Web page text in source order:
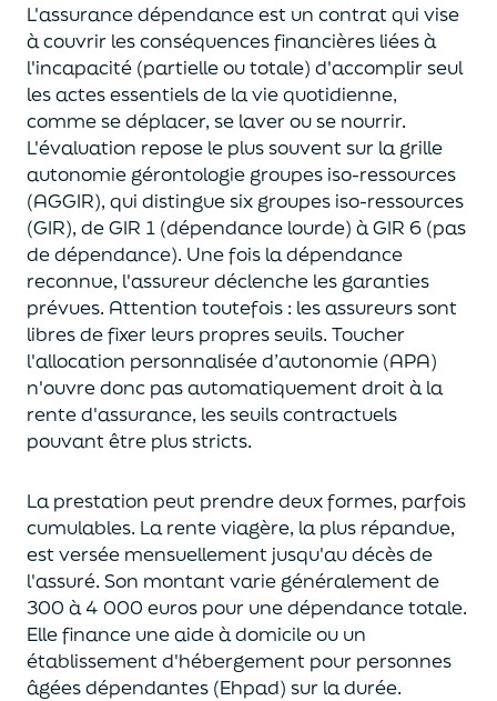
L'assurance dépendance est un contrat qui vise
à couvrir les conséquences financières liées à
l'incapacité (partielle ou totale) d'accomplir seul
les actes essentiels de la vie quotidienne,
comme se déplacer, se laver ou se nourrir.
L'évaluation repose le plus souvent sur la grille
autonomie gérontologie groupes iso-ressources
(AGGIR), qui distingue six groupes iso-ressources
(GIR), de GIR 1 (dépendance lourde) à GIR 6 (pas
de dépendance). Une fois la dépendance
reconnue, l'assureur déclenche les garanties
prévues. Attention toutefois : les assureurs sont
libres de fixer leurs propres seuils. Toucher
l'allocation personnalisée d’autonomie (APA)
n'ouvre donc pas automatiquement droit à la
rente d'assurance, les seuils contractuels
pouvant être plus stricts.
La prestation peut prendre deux formes, parfois
cumulables. La rente viagère, la plus répandue,
est versée mensuellement jusqu'au décès de
l'assuré. Son montant varie généralement de
300 à 4 000 euros pour une dépendance totale.
Elle finance une aide à domicile ou un
établissement d'hébergement pour personnes
âgées dépendantes (Ehpad) sur la durée.